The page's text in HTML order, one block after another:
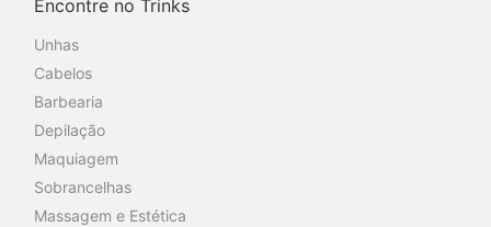
Encontre no Trinks
Unhas
Cabelos
Barbearia
Depilação
Maquiagem
Sobrancelhas
Massagem e Estética